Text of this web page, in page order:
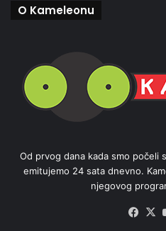
O Kameleonu
Od prvog dana kada smo počeli
emitujemo 24 sata dnevno.
njegovog